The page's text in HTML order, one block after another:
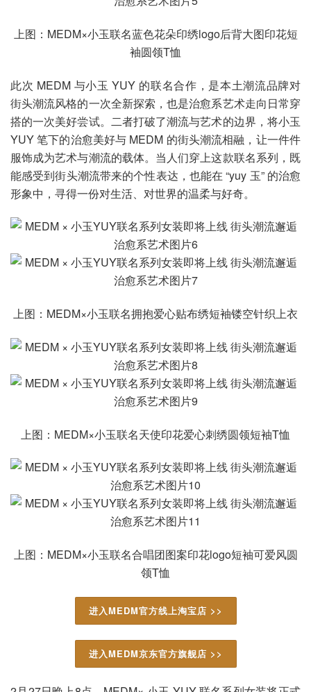
上图：MEDM×小玉联名蓝色花朵印绣logo后背大图印花短
袖圆领T恤
此次 MEDM 与小玉 YUY 的联名合作，是本土潮流品牌对
街头潮流风格的一次全新探索，也是治愈系艺术走向日常穿
搭的一次美好尝试。二者打破了潮流与艺术的边界，将小玉
YUY 笔下的治愈美好与 MEDM 的街头潮流相融，让一件件
服饰成为艺术与潮流的载体。当人们穿上这款联名系列，既
能感受到街头潮流带来的个性表达，也能在 “yuy 玉” 的治愈
形象中，寻得一份对生活、对世界的温柔与好奇。
上图：MEDM×小玉联名拥抱爱心贴布绣短袖镂空针织上衣
上图：MEDM×小玉联名天使印花爱心刺绣圆领短袖T恤
上图：MEDM×小玉联名合唱团图案印花logo短袖可爱风圆
领T恤
进入MEDM官方线上淘宝店 >>
进入MEDM京东官方旗舰店 >>